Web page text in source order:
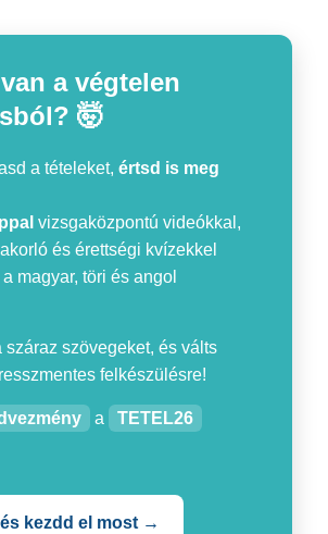
a végtelen
🤯
a tételeket,értsd is meg
vizsgaközpontú videókkal,
és érettségi kvízekkel
magyar, töri és angol
száraz szövegeket, és válts
felkészülésre!
a
TETEL26
kezdd el most →